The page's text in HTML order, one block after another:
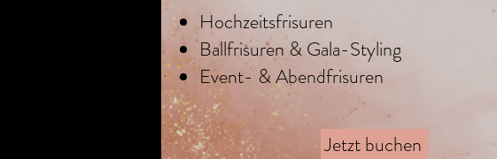
Hochzeitsfrisuren
Ballfrisuren & Gala-Styling
Event- & Abendfrisuren
Jetzt buchen